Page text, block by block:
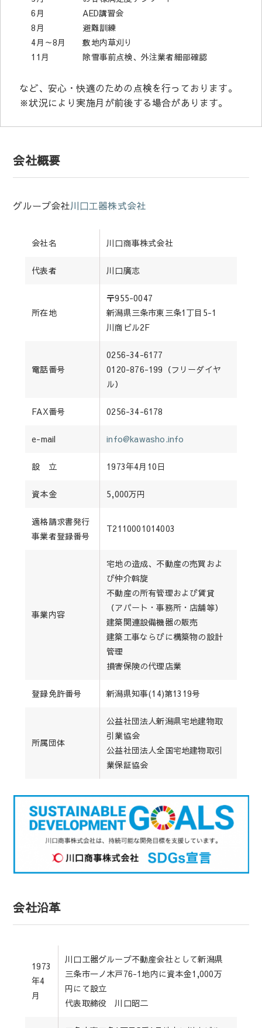
6月
AED講習会
8月
避難訓練
4月～8月
敷地内草刈り
11月
除雪事前点検、外注業者細部確認
など、安心・快適のための点検を行っております。
※状況により実施月が前後する場合があります。
会社概要
グループ会社川口工器株式会社
会社名 川口商事株式会社
代表者 川口廣志
所在地
〒955-0047
新潟県三条市東三条1丁目5-1
川商ビル2F
電話番号
0256-34-6177
0120-876-199（フリーダイヤ
ル）
FAX番号 0256-34-6178
e-mail info@kawasho.info
設 立 1973年4月10日
資本金 5,000万円
適格請求書発行
事業者登録番号
T2110001014003
事業内容
宅地の造成、不動産の売買およ
び仲介斡旋
不動産の所有管理および賃貸
（アパート・事務所・店舗等）
建築関連設備機器の販売
建築工事ならびに構築物の設計
管理
損害保険の代理店業
登録免許番号 新潟県知事(14)第1319号
所属団体
公益社団法人新潟県宅地建物取
引業協会
公益社団法人全国宅地建物取引
業保証協会
会社沿革
1973
年4
月
川口工器グループ不動産会社として新潟県
三条市一ノ木戸76-1地内に資本金1,000万
円にて設立
代表取締役 川口昭二